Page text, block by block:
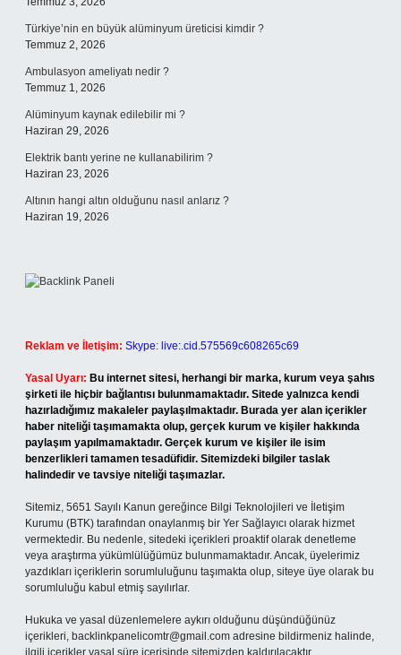
Türkiye’nin en büyük alüminyum üreticisi kimdir ?
Temmuz 2, 2026
Ambulasyon ameliyatı nedir ?
Temmuz 1, 2026
Alüminyum kaynak edilebilir mi ?
Haziran 29, 2026
Elektrik bantı yerine ne kullanabilirim ?
Haziran 23, 2026
Altının hangi altın olduğunu nasıl anlarız ?
Haziran 19, 2026
Reklam ve İletişim: Skype: live:.cid.575569c608265c69
Yasal Uyarı: Bu internet sitesi, herhangi bir marka, kurum veya şahıs
şirketi ile hiçbir bağlantısı bulunmamaktadır. Sitede yalnızca kendi
hazırladığımız makaleler paylaşılmaktadır. Burada yer alan içerikler
haber niteliği taşımamakta olup, gerçek kurum ve kişiler hakkında
paylaşım yapılmamaktadır. Gerçek kurum ve kişiler ile isim
benzerlikleri tamamen tesadüfidir. Sitemizdeki bilgiler taslak
halindedir ve tavsiye niteliği taşımazlar.
Sitemiz, 5651 Sayılı Kanun gereğince Bilgi Teknolojileri ve İletişim
Kurumu (BTK) tarafından onaylanmış bir Yer Sağlayıcı olarak hizmet
vermektedir. Bu nedenle, sitedeki içerikleri proaktif olarak denetleme
veya araştırma yükümlülüğümüz bulunmamaktadır. Ancak, üyelerimiz
yazdıkları içeriklerin sorumluluğunu taşımakta olup, siteye üye olarak bu
sorumluluğu kabul etmiş sayılırlar.
Hukuka ve yasal düzenlemelere aykırı olduğunu düşündüğünüz
içerikleri, backlinkpanelicomtr@gmail.com adresine bildirmeniz halinde,
ilgili içerikler yasal süre içerisinde sitemizden kaldırılacaktır.